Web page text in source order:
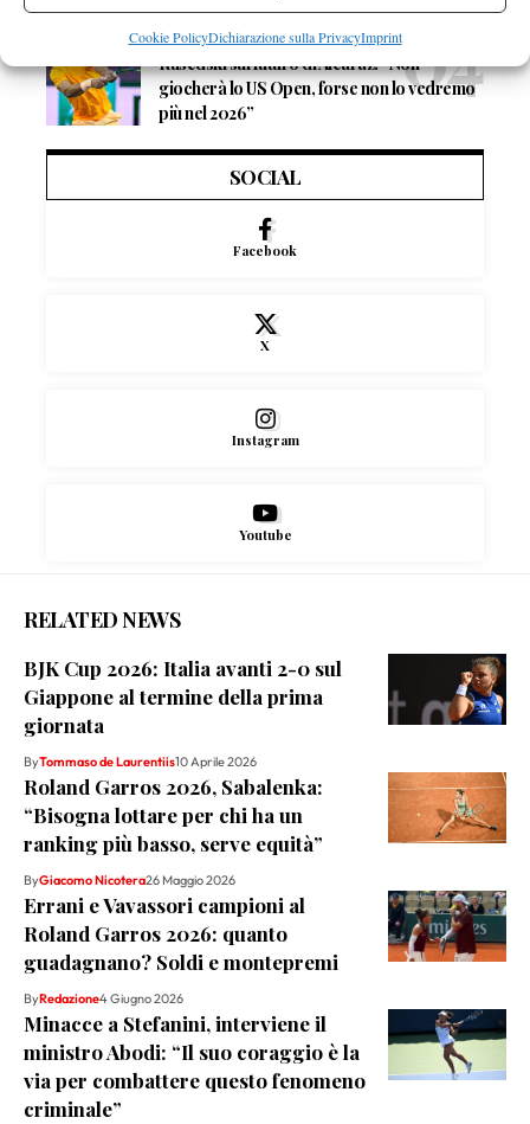
Cookie PolicyDichiarazione sulla PrivacyImprint
News
Rusedski sul futuro di Alcaraz: “Non
giocherà lo US Open, forse non lo vedremo
più nel 2026”
SOCIAL
Facebook
X
Instagram
Youtube
RELATED NEWS
BJK Cup 2026: Italia avanti 2-0 sul
Giappone al termine della prima
giornata
ByTommaso de Laurentiis10 Aprile 2026
Roland Garros 2026, Sabalenka:
“Bisogna lottare per chi ha un
ranking più basso, serve equità”
ByGiacomo Nicotera26 Maggio 2026
Errani e Vavassori campioni al
Roland Garros 2026: quanto
guadagnano? Soldi e montepremi
ByRedazione4 Giugno 2026
Minacce a Stefanini, interviene il
ministro Abodi: “Il suo coraggio è la
via per combattere questo fenomeno
criminale”